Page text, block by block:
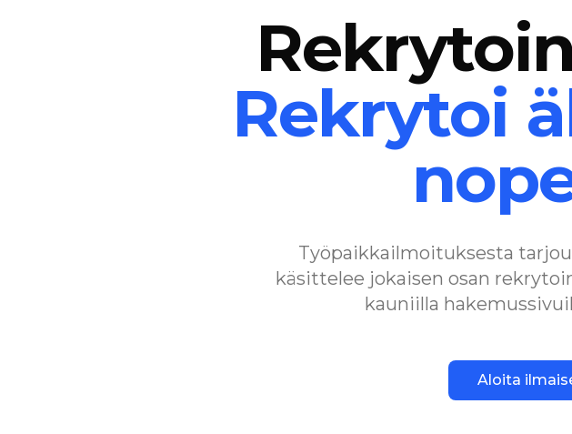
Rekrytoi
Työpaikkailmoituksesta
käsittelee jokaisen osan
kauniilla
Aloita